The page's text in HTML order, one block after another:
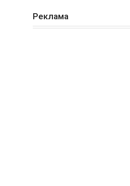
Реклама